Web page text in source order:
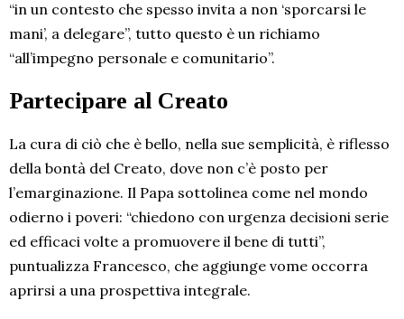
“in un contesto che spesso invita a non ‘sporcarsi le
mani’, a delegare”, tutto questo è un richiamo
“all’impegno personale e comunitario”.
Partecipare al Creato
La cura di ciò che è bello, nella sue semplicità, è riflesso
della bontà del Creato, dove non c’è posto per
l’emarginazione. Il Papa sottolinea come nel mondo
odierno i poveri: “chiedono con urgenza decisioni serie
ed efficaci volte a promuovere il bene di tutti”,
puntualizza Francesco, che aggiunge vome occorra
aprirsi a una prospettiva integrale.